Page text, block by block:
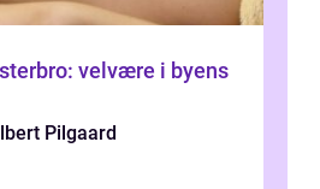
velvære i byens
Pilgaard